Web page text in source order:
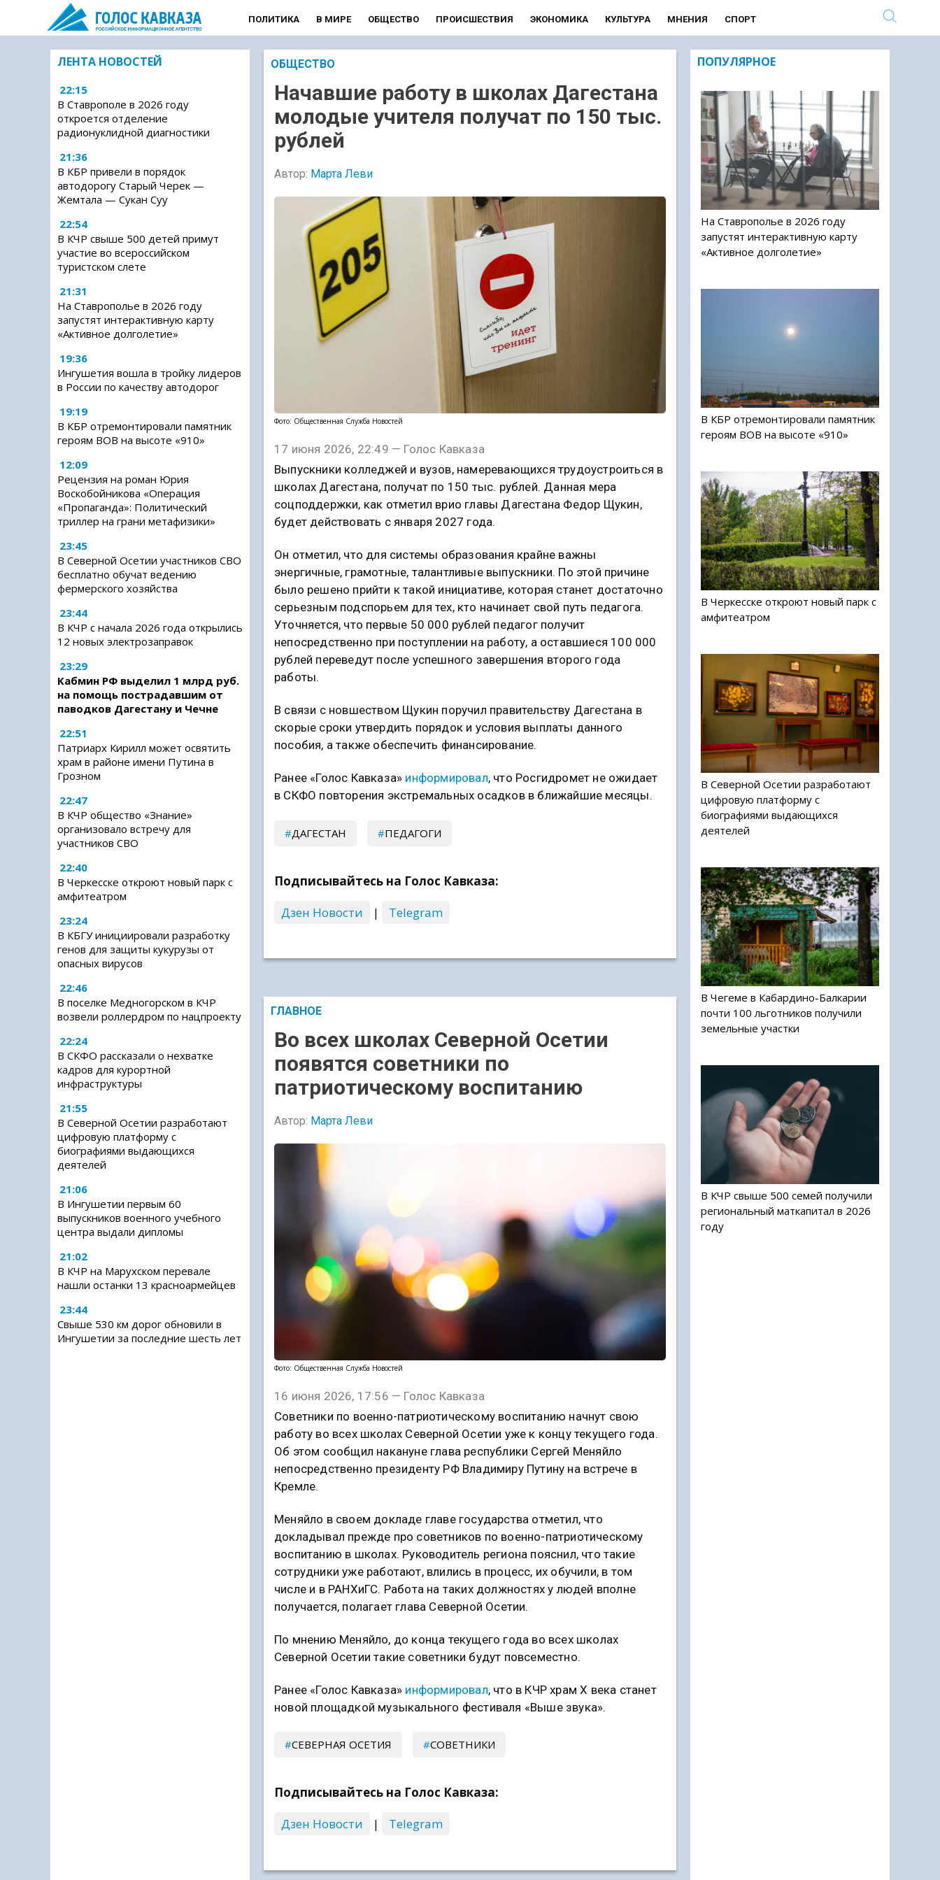
ПОЛИТИКА В МИРЕ ОБЩЕСТВО ПРОИСШЕСТВИЯ ЭКОНОМИКА КУЛЬТУРА МНЕНИЯ СПОРТ
ЛЕНТА НОВОСТЕЙ
22:15
В Ставрополе в 2026 году
откроется отделение
радионуклидной диагностики
21:36
В КБР привели в порядок
автодорогу Старый Черек —
Жемтала — Сукан Суу
22:54
В КЧР свыше 500 детей примут
участие во всероссийском
туристском слете
21:31
На Ставрополье в 2026 году
запустят интерактивную карту
«Активное долголетие»
19:36
Ингушетия вошла в тройку лидеров
в России по качеству автодорог
19:19
В КБР отремонтировали памятник
героям ВОВ на высоте «910»
12:09
Рецензия на роман Юрия
Воскобойникова «Операция
«Пропаганда»: Политический
триллер на грани метафизики»
23:45
В Северной Осетии участников СВО
бесплатно обучат ведению
фермерского хозяйства
23:44
В КЧР с начала 2026 года открылись
12 новых электрозаправок
23:29
Кабмин РФ выделил 1 млрд руб.
на помощь пострадавшим от
паводков Дагестану и Чечне
22:51
Патриарх Кирилл может освятить
храм в районе имени Путина в
Грозном
22:47
В КЧР общество «Знание»
организовало встречу для
участников СВО
22:40
В Черкесске откроют новый парк с
амфитеатром
23:24
В КБГУ инициировали разработку
генов для защиты кукурузы от
опасных вирусов
22:46
В поселке Медногорском в КЧР
возвели роллердром по нацпроекту
22:24
В СКФО рассказали о нехватке
кадров для курортной
инфраструктуры
21:55
В Северной Осетии разработают
цифровую платформу с
биографиями выдающихся
деятелей
21:06
В Ингушетии первым 60
выпускников военного учебного
центра выдали дипломы
21:02
В КЧР на Марухском перевале
нашли останки 13 красноармейцев
23:44
Свыше 530 км дорог обновили в
Ингушетии за последние шесть лет
ОБЩЕСТВО
Начавшие работу в школах Дагестана
молодые учителя получат по 150 тыс.
рублей
Автор: Марта Леви
Фото: Общественная Служба Новостей
17 июня 2026, 22:49 — Голос Кавказа
Выпускники колледжей и вузов, намеревающихся трудоустроиться в
школах Дагестана, получат по 150 тыс. рублей. Данная мера
соцподдержки, как отметил врио главы Дагестана Федор Щукин,
будет действовать с января 2027 года.
Он отметил, что для системы образования крайне важны
энергичные, грамотные, талантливые выпускники. По этой причине
было решено прийти к такой инициативе, которая станет достаточно
серьезным подспорьем для тех, кто начинает свой путь педагога.
Уточняется, что первые 50 000 рублей педагог получит
непосредственно при поступлении на работу, а оставшиеся 100 000
рублей переведут после успешного завершения второго года
работы.
В связи с новшеством Щукин поручил правительству Дагестана в
скорые сроки утвердить порядок и условия выплаты данного
пособия, а также обеспечить финансирование.
Ранее «Голос Кавказа» информировал, что Росгидромет не ожидает
в СКФО повторения экстремальных осадков в ближайшие месяцы.
ДАГЕСТАН ПЕДАГОГИ
Подписывайтесь на Голос Кавказа:
Дзен Новости
| Telegram
ГЛАВНОЕ
Во всех школах Северной Осетии
появятся советники по
патриотическому воспитанию
Автор: Марта Леви
Фото: Общественная Служба Новостей
16 июня 2026, 17:56 — Голос Кавказа
Советники по военно-патриотическому воспитанию начнут свою
работу во всех школах Северной Осетии уже к концу текущего года.
Об этом сообщил накануне глава республики Сергей Меняйло
непосредственно президенту РФ Владимиру Путину на встрече в
Кремле.
Меняйло в своем докладе главе государства отметил, что
докладывал прежде про советников по военно-патриотическому
воспитанию в школах. Руководитель региона пояснил, что такие
сотрудники уже работают, влились в процесс, их обучили, в том
числе и в РАНХиГС. Работа на таких должностях у людей вполне
получается, полагает глава Северной Осетии.
По мнению Меняйло, до конца текущего года во всех школах
Северной Осетии такие советники будут повсеместно.
Ранее «Голос Кавказа» информировал, что в КЧР храм X века станет
новой площадкой музыкального фестиваля «Выше звука».
СЕВЕРНАЯ ОСЕТИЯ СОВЕТНИКИ
Подписывайтесь на Голос Кавказа:
Дзен Новости
| Telegram
ПОПУЛЯРНОЕ
На Ставрополье в 2026 году
запустят интерактивную карту
«Активное долголетие»
В КБР отремонтировали памятник
героям ВОВ на высоте «910»
В Черкесске откроют новый парк с
амфитеатром
В Северной Осетии разработают
цифровую платформу с
биографиями выдающихся
деятелей
В Чегеме в Кабардино-Балкарии
почти 100 льготников получили
земельные участки
В КЧР свыше 500 семей получили
региональный маткапитал в 2026
году